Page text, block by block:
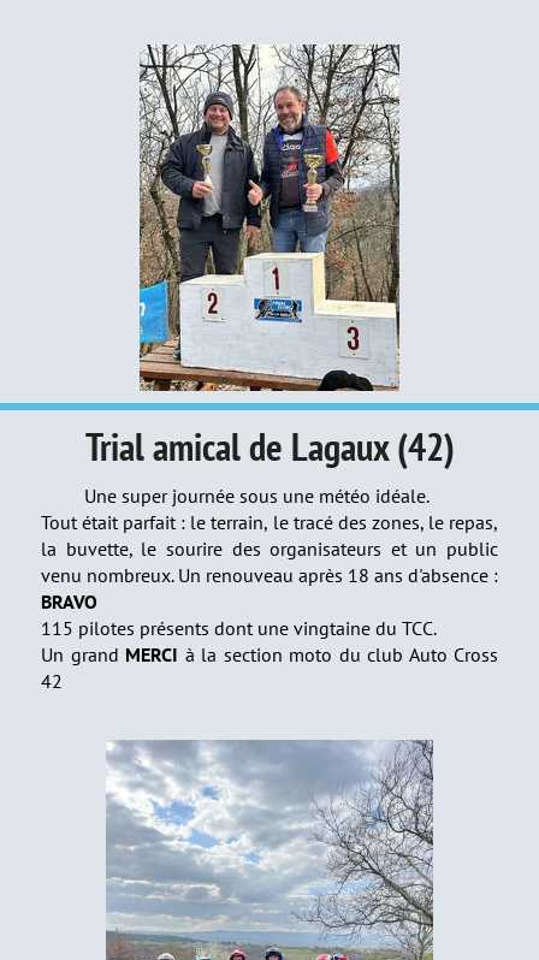
Trial amical de Lagaux (42)
Une super journée sous une météo idéale.
Tout était parfait : le terrain, le tracé des zones, le repas,
la buvette, le sourire des organisateurs et un public
venu nombreux. Un renouveau après 18 ans d'absence :
BRAVO
115 pilotes présents dont une vingtaine du TCC.
Un grand MERCI à la section moto du club Auto Cross
42